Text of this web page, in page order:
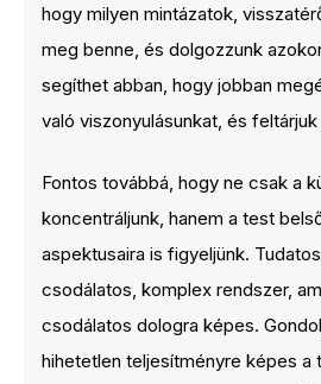
hogy milyen mintázatok,
meg benne, és dolgozzunk
segíthet abban, hogy jobban
való viszonyulásunkat, és
Fontos továbbá, hogy ne csak a
koncentráljunk, hanem a test
aspektusaira is figyeljünk.
csodálatos, komplex rendszer,
csodálatos dologra képes.
hihetetlen teljesítményre képes a